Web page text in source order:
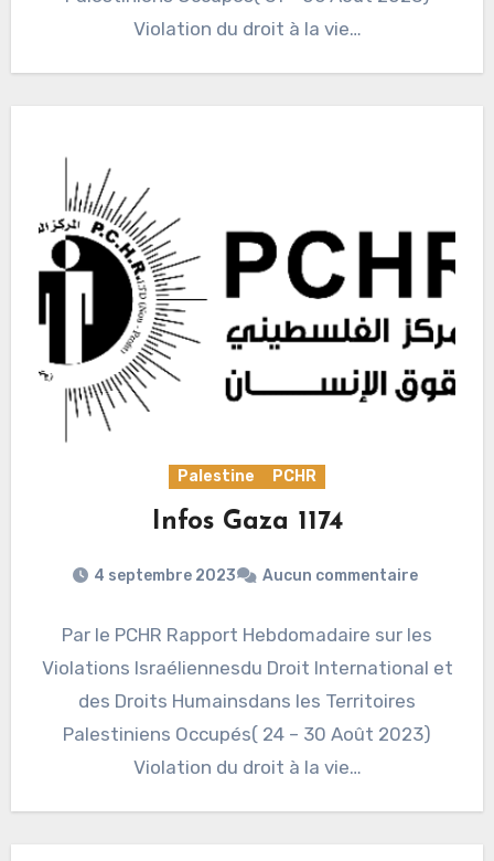
Violation du droit à la vie…
Palestine PCHR
Infos Gaza 1174
4 septembre 2023 Aucun commentaire
Par le PCHR Rapport Hebdomadaire sur les
Violations Israéliennesdu Droit International et
des Droits Humainsdans les Territoires
Palestiniens Occupés( 24 – 30 Août 2023)
Violation du droit à la vie…